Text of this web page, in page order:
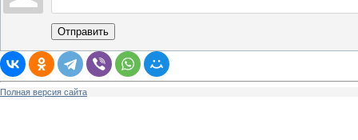
Отправить
Полная версия сайта